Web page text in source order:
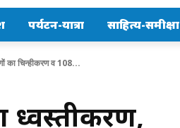
पर्यटन-यात्रा साहित्य-समीक्षा
का चिन्हीकरण व 108...
ध्वस्तीकरण,